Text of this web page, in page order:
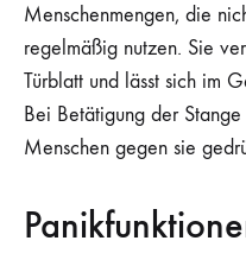
Menschenmengen, die
regelmäßig nutzen. Sie
Türblatt und lässt sich im
Bei Betätigung der
Menschen gegen sie